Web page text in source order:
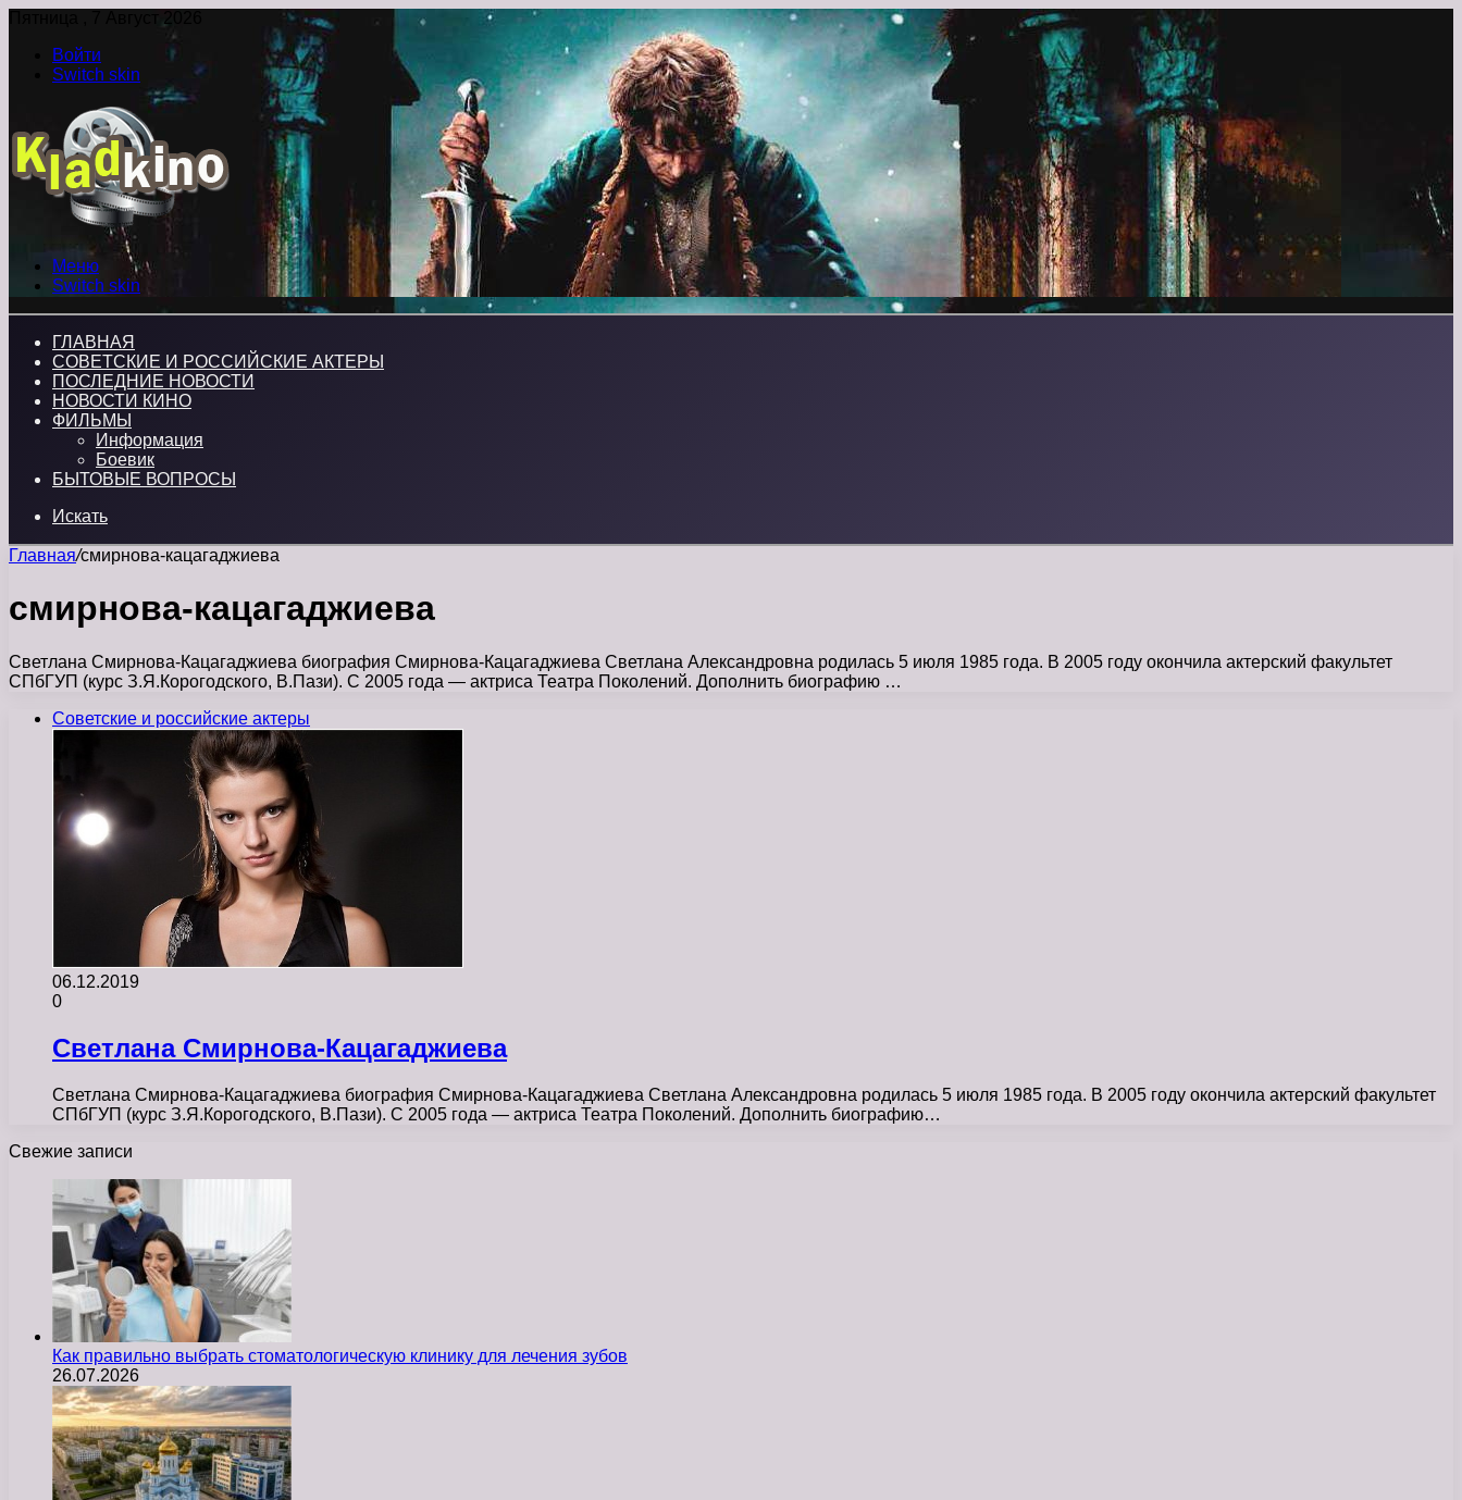
Пятница , 7 Август 2026
Войти
Switch skin
Меню
Switch skin
ГЛАВНАЯ
СОВЕТСКИЕ И РОССИЙСКИЕ АКТЕРЫ
ПОСЛЕДНИЕ НОВОСТИ
НОВОСТИ КИНО
ФИЛЬМЫ
Информация
Боевик
БЫТОВЫЕ ВОПРОСЫ
Искать
Главная/смирнова-кацагаджиева
смирнова-кацагаджиева
Светлана Смирнова-Кацагаджиева биография Смирнова-Кацагаджиева Светлана Александровна родилась 5 июля 1985 года. В 2005 году окончила актерский факультет
СПбГУП (курс З.Я.Корогодского, В.Пази). С 2005 года — актриса Театра Поколений. Дополнить биографию …
Советские и российские актеры
06.12.2019
0
Светлана Смирнова-Кацагаджиева
Светлана Смирнова-Кацагаджиева биография Смирнова-Кацагаджиева Светлана Александровна родилась 5 июля 1985 года. В 2005 году окончила актерский факультет
СПбГУП (курс З.Я.Корогодского, В.Пази). С 2005 года — актриса Театра Поколений. Дополнить биографию…
Свежие записи
Как правильно выбрать стоматологическую клинику для лечения зубов
26.07.2026